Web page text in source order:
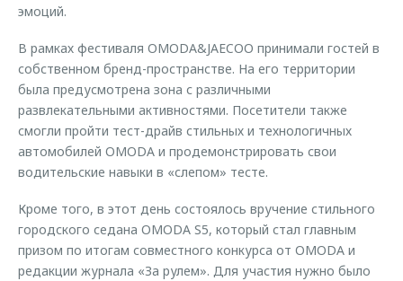
эмоций.
В рамках фестиваля OMODA&JAECOO принимали гостей в
собственном бренд-пространстве. На его территории
была предусмотрена зона с различными
развлекательными активностями. Посетители также
смогли пройти тест-драйв стильных и технологичных
автомобилей OMODA и продемонстрировать свои
водительские навыки в «слепом» тесте.
Кроме того, в этот день состоялось вручение стильного
городского седана OMODA S5, который стал главным
призом по итогам совместного конкурса от OMODA и
редакции журнала «За рулем». Для участия нужно было